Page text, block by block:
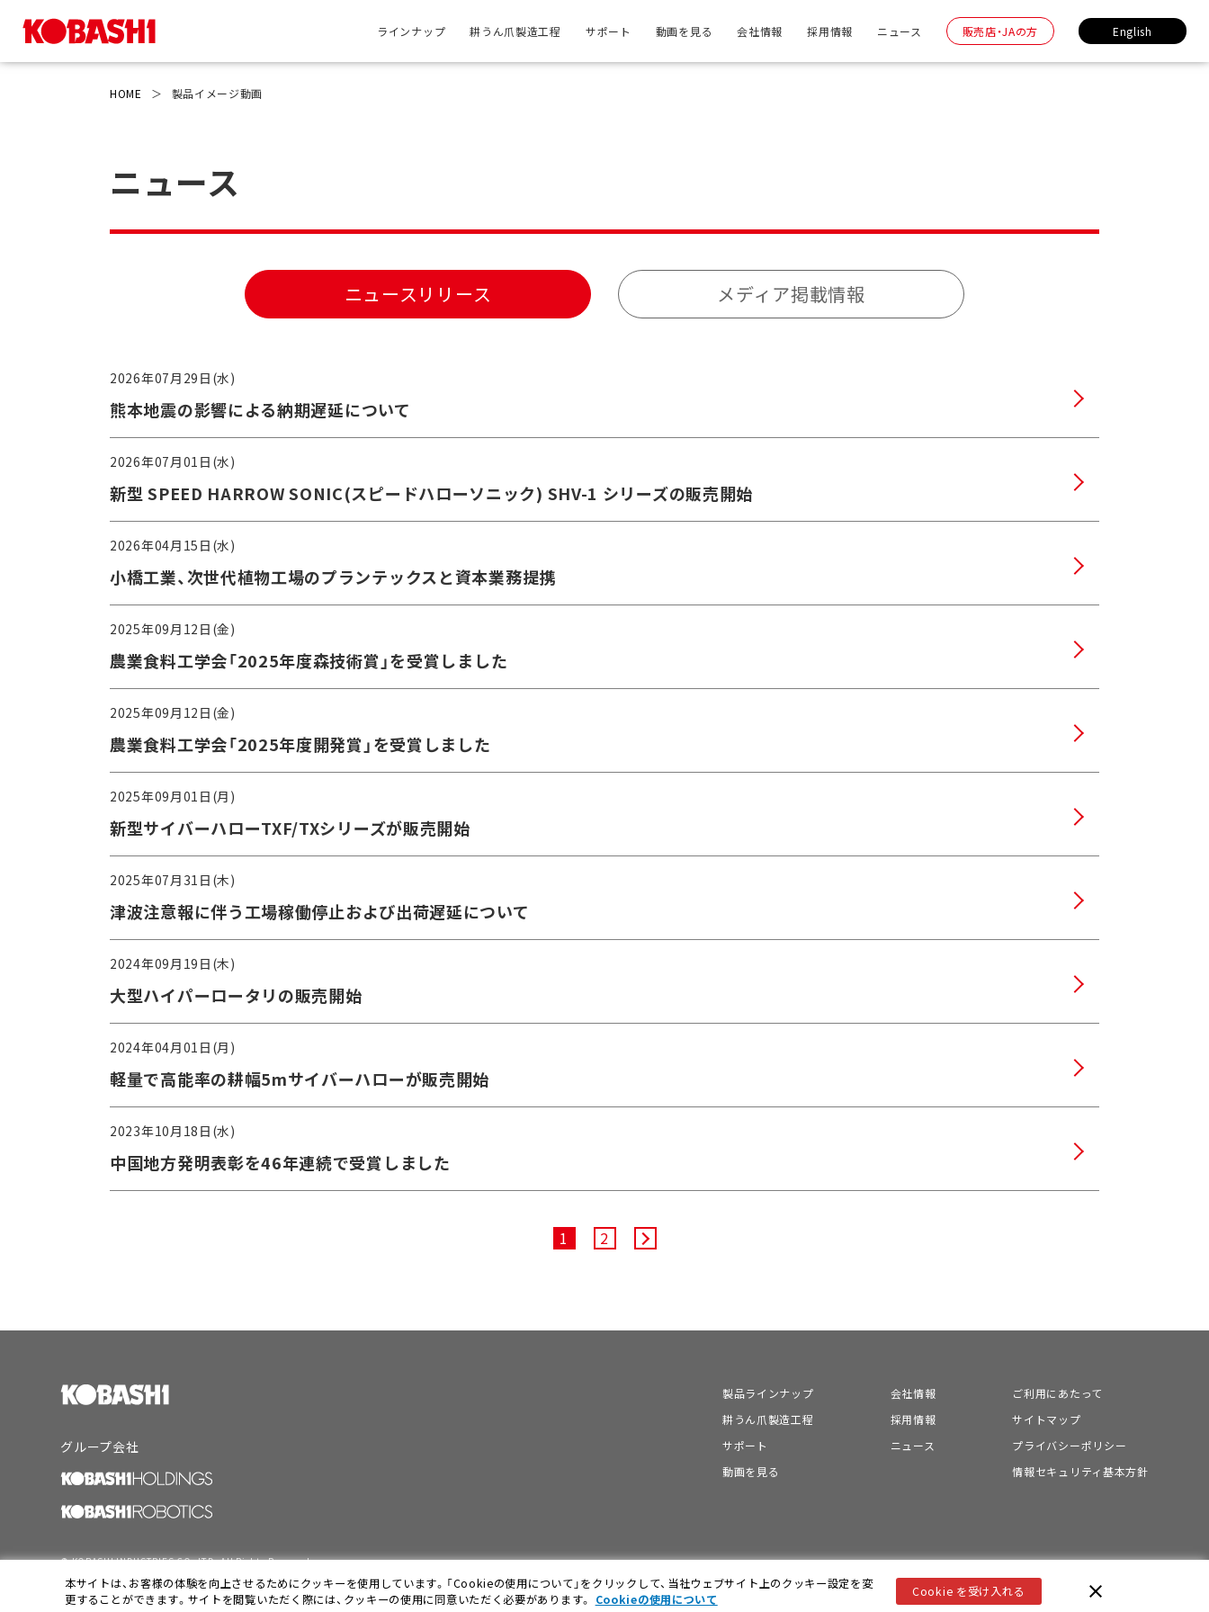
ラインナップ 耕うん爪製造工程 サポート 動画を見る 会社情報 採用情報 ニュース 販売店・JAの方 English
HOME ＞ 製品イメージ動画
ニュース
ニュースリリース メディア掲載情報
2026年07月29日(水)
熊本地震の影響による納期遅延について
2026年07月01日(水)
新型 SPEED HARROW SONIC(スピードハローソニック) SHV-1 シリーズの販売開始
2026年04月15日(水)
⼩橋⼯業、次世代植物⼯場のプランテックスと資本業務提携
2025年09月12日(金)
農業食料工学会「2025年度森技術賞」を受賞しました
2025年09月12日(金)
農業食料工学会「2025年度開発賞」を受賞しました
2025年09月01日(月)
新型サイバーハローTXF/TXシリーズが販売開始
2025年07月31日(木)
津波注意報に伴う工場稼働停止および出荷遅延について
2024年09月19日(木)
大型ハイパーロータリの販売開始
2024年04月01日(月)
軽量で高能率の耕幅5mサイバーハローが販売開始
2023年10月18日(水)
中国地方発明表彰を46年連続で受賞しました
1 2
グループ会社
製品ラインナップ
耕うん爪製造工程
サポート
動画を見る
会社情報
採用情報
ニュース
ご利用にあたって
サイトマップ
プライバシーポリシー
情報セキュリティ基本方針
© KOBASHI INDUSTRIES CO.,LTD. All Rights Reserved.
本サイトは、お客様の体験を向上させるためにクッキーを使用しています。「Cookieの使用について」をクリックして、当社ウェブサイト上のクッキー設定を変
更することができます。サイトを閲覧いただく際には、クッキーの使用に同意いただく必要があります。 Cookieの使用について Cookie を受け入れる close